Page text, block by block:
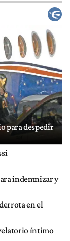
para despedir
indemnizar y
en el
íntimo